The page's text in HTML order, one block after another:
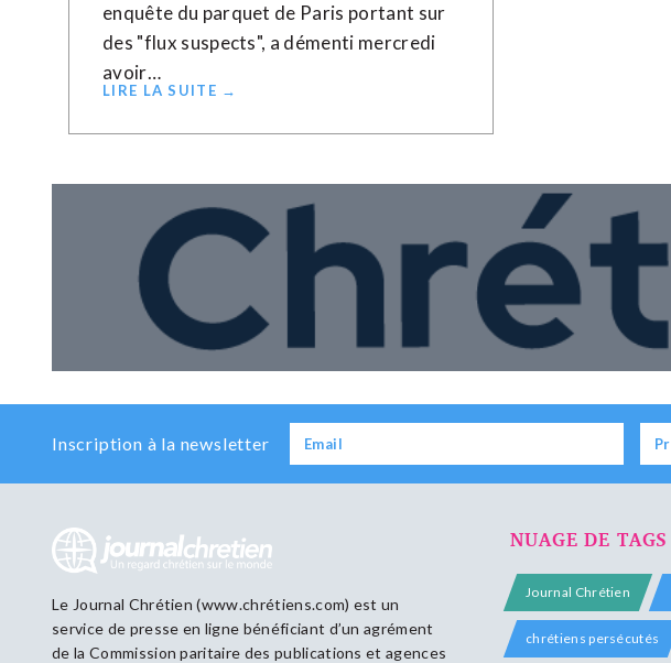
enquête du parquet de Paris portant sur
des "flux suspects", a démenti mercredi
avoir…
LIRE LA SUITE →
Inscription à la newsletter
Le Journal Chrétien (www.chrétiens.com) est un
service de presse en ligne bénéficiant d’un agrément
de la Commission paritaire des publications et agences
NUAGE DE TAGS
Journal Chrétien
chrétiens persécutés